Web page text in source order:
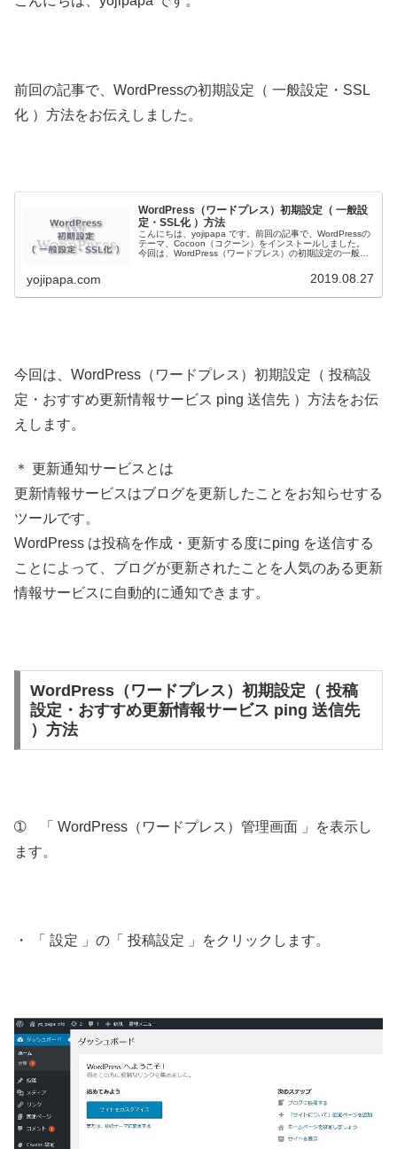
前回の記事で、WordPressの初期設定（ 一般設定・SSL
化 ）方法をお伝えしました。
WordPress（ワードプレス）初期設定（ 一般設
定・SSL化 ）方法
こんにちは、yojipapa です。前回の記事で、WordPressの
テーマ、Cocoon（コクーン）をインストールしました。
今回は、WordPress（ワードプレス）の初期設定の一般設
yojipapa.com 2019.08.27
今回は、WordPress（ワードプレス）初期設定（ 投稿設
定・おすすめ更新情報サービス ping 送信先 ）方法をお伝
えします。
＊ 更新通知サービスとは
更新情報サービスはブログを更新したことをお知らせする
ツールです。
WordPress は投稿を作成・更新する度にping を送信する
ことによって、ブログが更新されたことを人気のある更新
情報サービスに自動的に通知できます。
WordPress（ワードプレス）初期設定（ 投稿
設定・おすすめ更新情報サービス ping 送信先
）方法
➀ 「 WordPress（ワードプレス）管理画面 」を表示し
ます。
・ 「 設定 」の「 投稿設定 」をクリックします。